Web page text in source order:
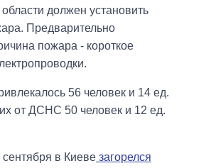
должен установить
Предварительно
пожара - короткое
56 человек и 14 ед.
от ДСНС 50 человек и 12 ед.
в Киеве загорелся